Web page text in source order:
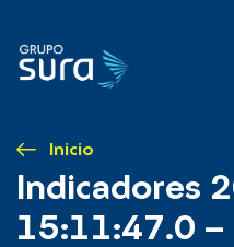
Inicio
Indicadores
15:11:47.0 –